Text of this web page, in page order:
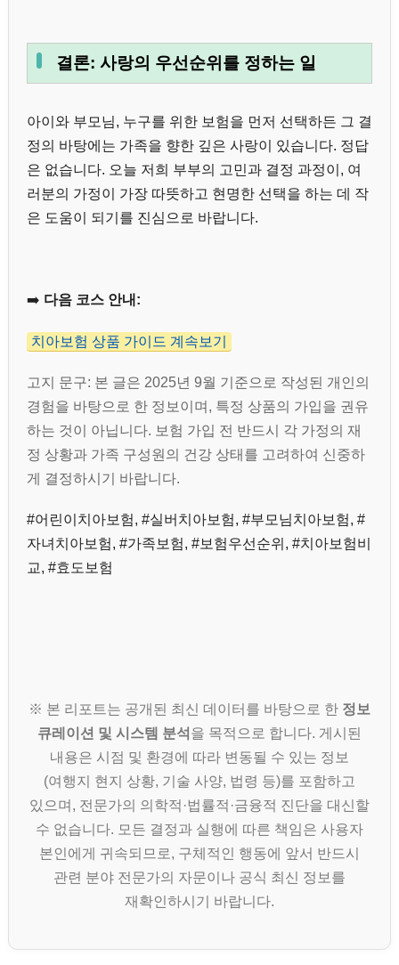
결론: 사랑의 우선순위를 정하는 일
아이와 부모님, 누구를 위한 보험을 먼저 선택하든 그 결
정의 바탕에는 가족을 향한 깊은 사랑이 있습니다. 정답
은 없습니다. 오늘 저희 부부의 고민과 결정 과정이, 여
러분의 가정이 가장 따뜻하고 현명한 선택을 하는 데 작
은 도움이 되기를 진심으로 바랍니다.
➡️ 다음 코스 안내:
치아보험 상품 가이드 계속보기
고지 문구: 본 글은 2025년 9월 기준으로 작성된 개인의
경험을 바탕으로 한 정보이며, 특정 상품의 가입을 권유
하는 것이 아닙니다. 보험 가입 전 반드시 각 가정의 재
정 상황과 가족 구성원의 건강 상태를 고려하여 신중하
게 결정하시기 바랍니다.
#어린이치아보험, #실버치아보험, #부모님치아보험, #
자녀치아보험, #가족보험, #보험우선순위, #치아보험비
교, #효도보험
※ 본 리포트는 공개된 최신 데이터를 바탕으로 한 정보
큐레이션 및 시스템 분석 을 목적으로 합니다. 게시된
내용은 시점 및 환경에 따라 변동될 수 있는 정보
(여행지 현지 상황, 기술 사양, 법령 등)를 포함하고
있으며, 전문가의 의학적·법률적·금융적 진단을 대신할
수 없습니다. 모든 결정과 실행에 따른 책임은 사용자
본인에게 귀속되므로, 구체적인 행동에 앞서 반드시
관련 분야 전문가의 자문이나 공식 최신 정보를
재확인하시기 바랍니다.